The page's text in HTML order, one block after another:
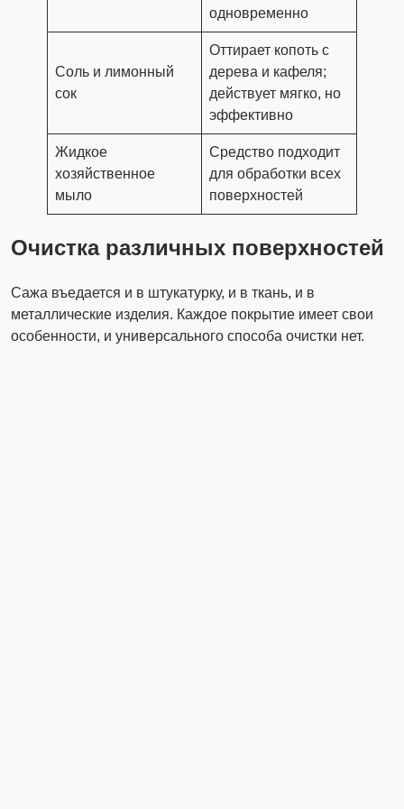
одновременно
Соль и лимонный
сок
Оттирает копоть с
дерева и кафеля;
действует мягко, но
эффективно
Жидкое
хозяйственное
мыло
Средство подходит
для обработки всех
поверхностей
Очистка различных поверхностей
Сажа въедается и в штукатурку, и в ткань, и в
металлические изделия. Каждое покрытие имеет свои
особенности, и универсального способа очистки нет.